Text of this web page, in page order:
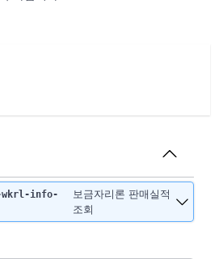
info-
보금자리론 판매실적
조회